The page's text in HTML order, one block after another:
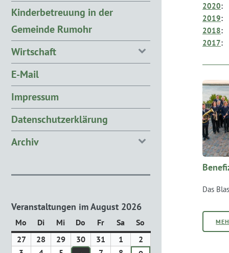
2020:
2019:
2018:
2017:
Das
Kinderbetreuung in der
Gemeinde Rumohr
Wirtschaft
E-Mail
Impressum
Datenschutzerklärung
Archiv
Veranstaltungen im August 2026
Mo Montag
DiDienstag
Mi Mittwoch
Do Donnerstag
FrFreitag
Sa Samstag
So
2727. 28 29 30 31 1 2